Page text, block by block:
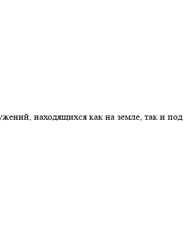
находящихся как на земле, так и под